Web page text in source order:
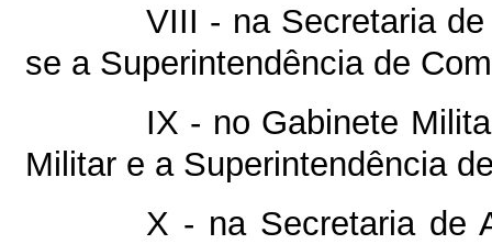
VIII - na Secretaria
se a Superintendência de
IX - no Gabinete
Militar e a Superintendência
X - na Secretaria de